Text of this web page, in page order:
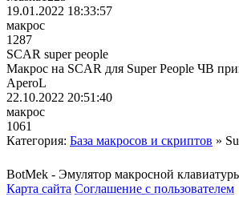
19.01.2022 18:33:57
макрос
1287
SCAR super people
Макрос на SCAR для Super People ЧВ
AperoL
22.10.2022 20:51:40
макрос
1061
Категория: База макросов и скриптов »
BotMek - Эмулятор макросной
Карта сайта Соглашение с пользователем